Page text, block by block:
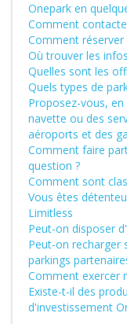
Onepark en
Comment
Comment réserver
Où trouver les
Quelles sont les
Quels types de
Proposez-vous,
navette ou des
aéroports et des
Comment faire
question ?
Comment sont
Vous êtes
Limitless
Peut-on disposer
Peut-on recharger
parkings
Comment exercer
Existe-t-il des
d'investissement